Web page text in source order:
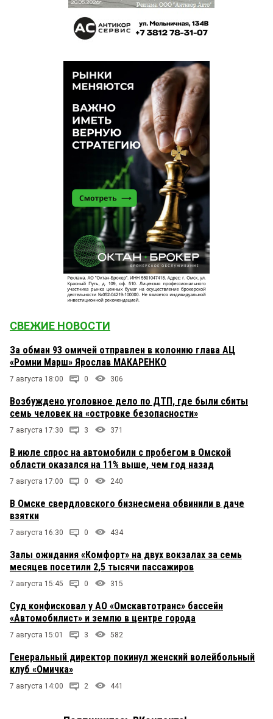
СВЕЖИЕ НОВОСТИ
За обман 93 омичей отправлен в колонию глава АЦ
«Ромни Марш» Ярослав МАКАРЕНКО
7 августа 18:00 0 306
Возбуждено уголовное дело по ДТП, где были сбиты
семь человек на «островке безопасности»
7 августа 17:30 3 371
В июле спрос на автомобили с пробегом в Омской
области оказался на 11% выше, чем год назад
7 августа 17:00 0 240
В Омске свердловского бизнесмена обвинили в даче
взятки
7 августа 16:30 0 434
Залы ожидания «Комфорт» на двух вокзалах за семь
месяцев посетили 2,5 тысячи пассажиров
7 августа 15:45 0 315
Суд конфисковал у АО «Омскавтотранс» бассейн
«Автомобилист» и землю в центре города
7 августа 15:01 3 582
Генеральный директор покинул женский волейбольный
клуб «Омичка»
7 августа 14:00 2 441